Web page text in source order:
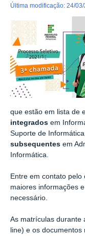
última modificação: 24/
que estão em lista de
integrados em
Suporte de
subsequentes em
Informática.
Entre em contato
maiores informações
necessário.
As matrículas durante
line) e os documentos